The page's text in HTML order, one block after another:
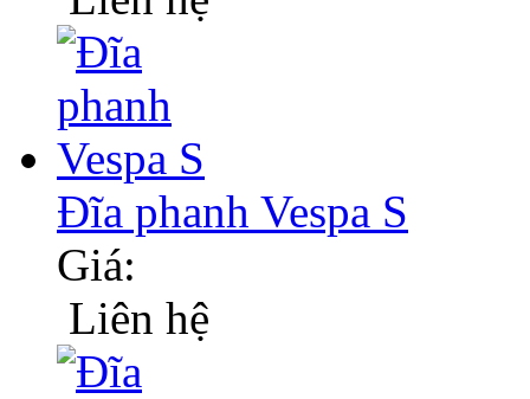
Đĩa phanh Vespa S
Giá:
Liên hệ